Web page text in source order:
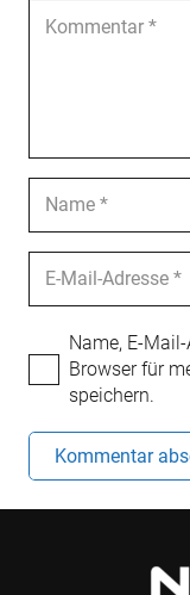
Name, E-
Browser für
speichern.
Kommentar